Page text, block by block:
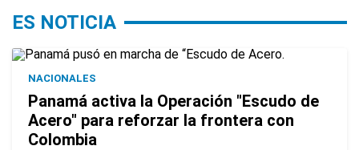
ES NOTICIA
NACIONALES
Panamá activa la Operación "Escudo de
Acero" para reforzar la frontera con
Colombia